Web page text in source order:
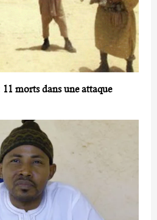
morts dans une attaque